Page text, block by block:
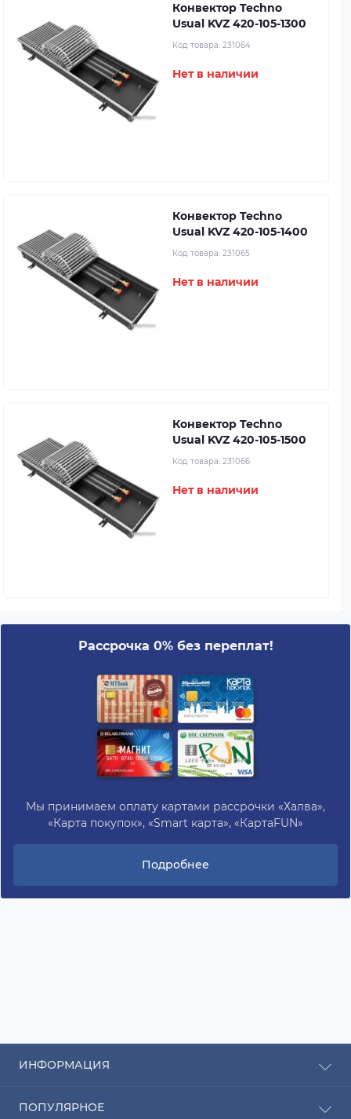
Конвектор Techno
Usual KVZ 420-105-1300
Код товара: 231064
Нет в наличии
Конвектор Techno
Usual KVZ 420-105-1400
Код товара: 231065
Нет в наличии
Конвектор Techno
Usual KVZ 420-105-1500
Код товара: 231066
Нет в наличии
Рассрочка 0% без переплат!
Мы принимаем оплату картами рассрочки «Халва»,
«Карта покупок», «Smart карта», «КартаFUN»
Подробнее
ИНФОРМАЦИЯ
Оплата
ПОПУЛЯРНОЕ